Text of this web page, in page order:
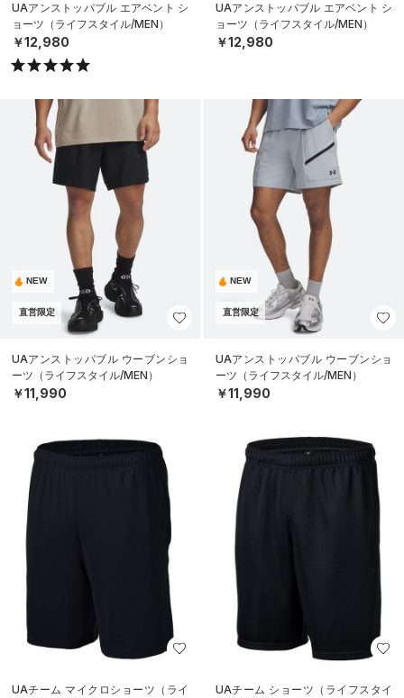
UAアンストッパブル エアベント シ
ョーツ（ライフスタイル/MEN）
￥12,980
UAアンストッパブル エアベント シ
ョーツ（ライフスタイル/MEN）
￥12,980
NEW
直営限定
UAアンストッパブル ウーブンショ
ーツ（ライフスタイル/MEN）
￥11,990
NEW
直営限定
UAアンストッパブル ウーブンショ
ーツ（ライフスタイル/MEN）
￥11,990
UAチーム マイクロショーツ（ライ
UAチーム ショーツ（ライフスタイ